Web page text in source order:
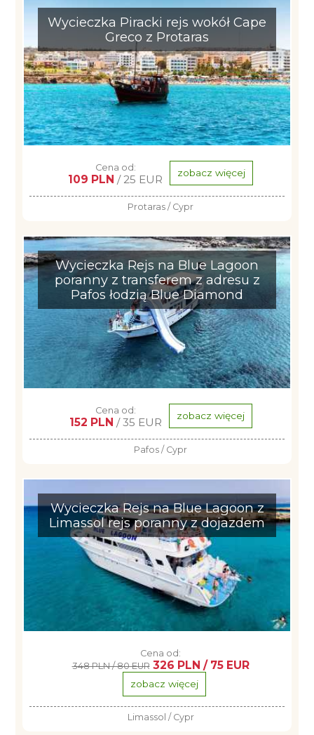
Wycieczka Piracki rejs wokół Cape
Greco z Protaras
Cena od:
109 PLN / 25 EUR zobacz więcej
Protaras / Cypr
Wycieczka Rejs na Blue Lagoon
poranny z transferem z adresu z
Pafos łodzią Blue Diamond
Cena od:
152 PLN / 35 EUR zobacz więcej
Pafos / Cypr
Wycieczka Rejs na Blue Lagoon z
Limassol rejs poranny z dojazdem
Cena od:
348 PLN / 80 EUR 326 PLN / 75 EUR
zobacz więcej
Limassol / Cypr